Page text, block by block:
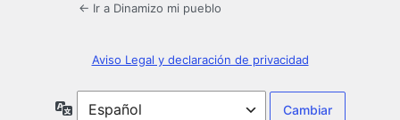
← Ir a Dinamizo mi pueblo
Aviso Legal y declaración de privacidad
Idioma